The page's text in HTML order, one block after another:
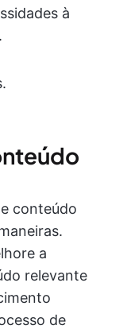
à
conteúdo
a
relevante
de